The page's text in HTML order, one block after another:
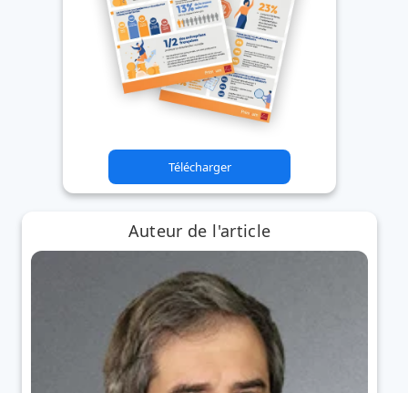
Télécharger
Auteur de l'article